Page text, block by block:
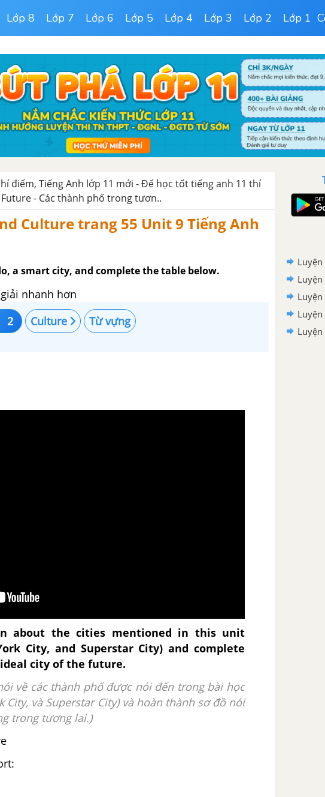
Lớp 8 Lớp 7 Lớp 6 Lớp 5 Lớp 4 Lớp 3 Lớp 2 Lớp 1
điểm, Tiếng Anh lớp 11 mới - Để học tốt tiếng anh 11 thí
Future - Các thành phố trong tươn..
Culture trang 55 Unit 9 Tiếng Anh
a smart city, and complete the table below.
nhanh hơn
2 Culture Từ vựng
about the cities mentioned in this unit
City, and Superstar City) and complete
city of the future.
về các thành phố được nói đến trong bài học
City, và Superstar City) và hoàn thành sơ đồ nói
trong tương lai.)